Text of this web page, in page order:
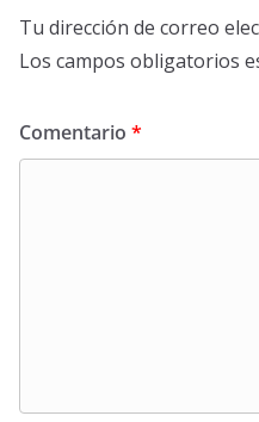
Tu dirección de correo
Los campos obligatorios
Comentario *